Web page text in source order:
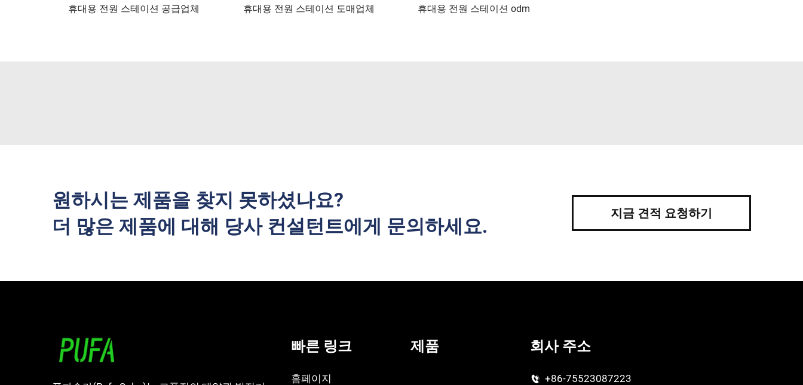
휴대용 전원 스테이션 공급업체
휴대용 전원 스테이션 도매업체 휴대용 전원 스테이션 odm
원하시는 제품을 찾지 못하셨나요?
더 많은 제품에 대해 당사 컨설턴트에게 문의하세요.
지금 견적 요청하기
빠른 링크
홈페이지
제품 회사 주소
+86-75523087223